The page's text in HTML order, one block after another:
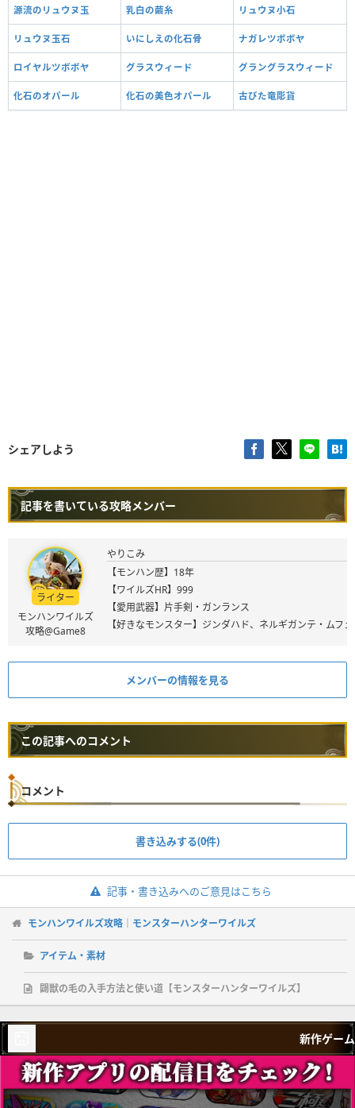
源流のリュウヌ玉 乳白の繭糸 リュウヌ小石
リュウヌ玉石 いにしえの化石骨 ナガレツボボヤ
ロイヤルツボボヤ グラスウィード グラングラスウィード
化石のオパール 化石の美色オパール 古びた竜彫貨
シェアしよう
記事を書いている攻略メンバー
ライター
モンハンワイルズ
攻略@Game8
やりこみ
【モンハン歴】18年
【ワイルズHR】999
【愛用武器】片手剣・ガンランス
【好きなモンスター】ジンダハド、ネルギガンテ・ムフ
メンバーの情報を見る
この記事へのコメント
コメント
書き込みする(0件)
記事・書き込みへのご意見はこちら
モンハンワイルズ攻略｜モンスターハンターワイルズ
アイテム・素材
闢獣の毛の入手方法と使い道【モンスターハンターワイルズ】
新作ゲーム